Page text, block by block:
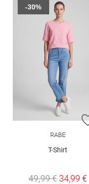
RABE
T-Shirt
49,99 € 34,99 €
-30%